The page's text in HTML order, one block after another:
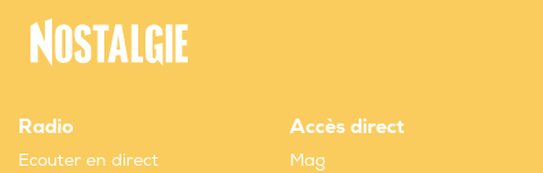
Radio
Ecouter en direct
Accès direct
Mag